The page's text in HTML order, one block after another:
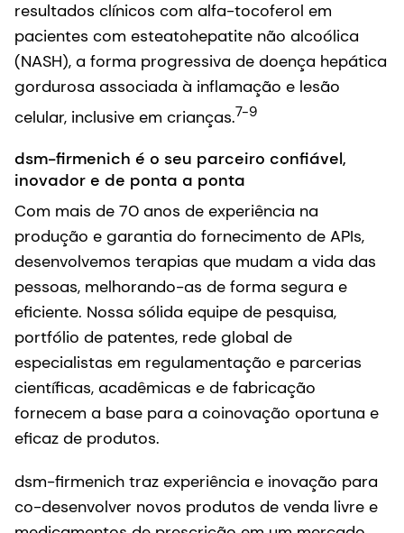
resultados clínicos com alfa-tocoferol em
pacientes com esteatohepatite não alcoólica
(NASH), a forma progressiva de doença hepática
gordurosa associada à inflamação e lesão
celular, inclusive em crianças.7-9
dsm-firmenich é o seu parceiro confiável,
inovador e de ponta a ponta
Com mais de 70 anos de experiência na
produção e garantia do fornecimento de APIs,
desenvolvemos terapias que mudam a vida das
pessoas, melhorando-as de forma segura e
eficiente. Nossa sólida equipe de pesquisa,
portfólio de patentes, rede global de
especialistas em regulamentação e parcerias
científicas, acadêmicas e de fabricação
fornecem a base para a coinovação oportuna e
eficaz de produtos.
dsm-firmenich traz experiência e inovação para
co-desenvolver novos produtos de venda livre e